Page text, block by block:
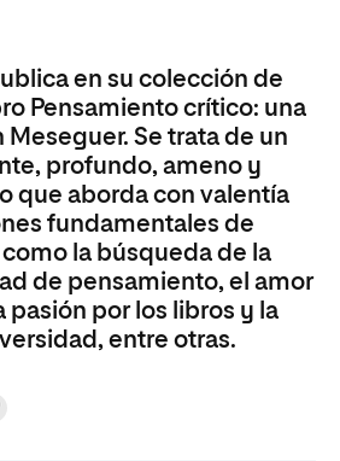
en su colección de
Pensamiento crítico: una
Se trata de un
profundo, ameno y
que aborda con valentía
fundamentales de
la búsqueda de la
de pensamiento, el amor
pasión por los libros y la
entre otras.